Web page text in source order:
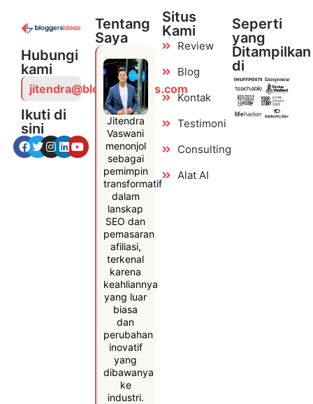
Hubungi
kami
jitendra@bloggersideas.com
Ikuti di
sini
Tentang
Saya
Jitendra
Vaswani
menonjol
sebagai
pemimpin
transformatif
dalam
lanskap
SEO dan
pemasaran
afiliasi,
terkenal
karena
keahliannya
yang luar
biasa
dan
perubahan
inovatif
yang
dibawanya
ke
industri.
Situs
Kami
Review
Blog
Kontak
Testimoni
Consulting
Alat AI
Seperti
yang
Ditampilkan
di